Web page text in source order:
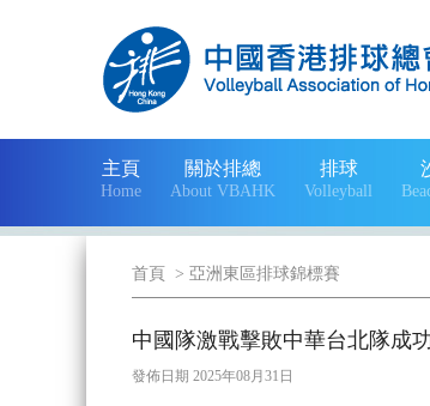
主頁
Home
關於排總
About VBAHK
排球
Volleyball
首頁 > 亞洲東區排球錦標賽
中國隊激戰擊敗中華台北隊成
發佈日期 2025年08月31日